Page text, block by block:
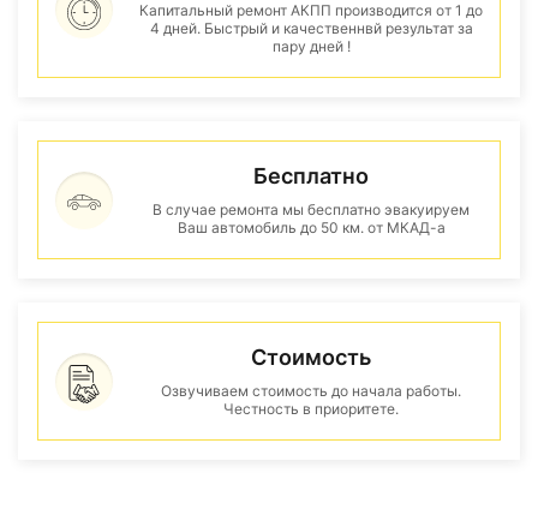
Капитальный ремонт АКПП производится от 1 до
4 дней. Быстрый и качественнвй результат за
пару дней !
Бесплатно
В случае ремонта мы бесплатно эвакуируем
Ваш автомобиль до 50 км. от МКАД-а
Стоимость
Озвучиваем стоимость до начала работы.
Честность в приоритете.